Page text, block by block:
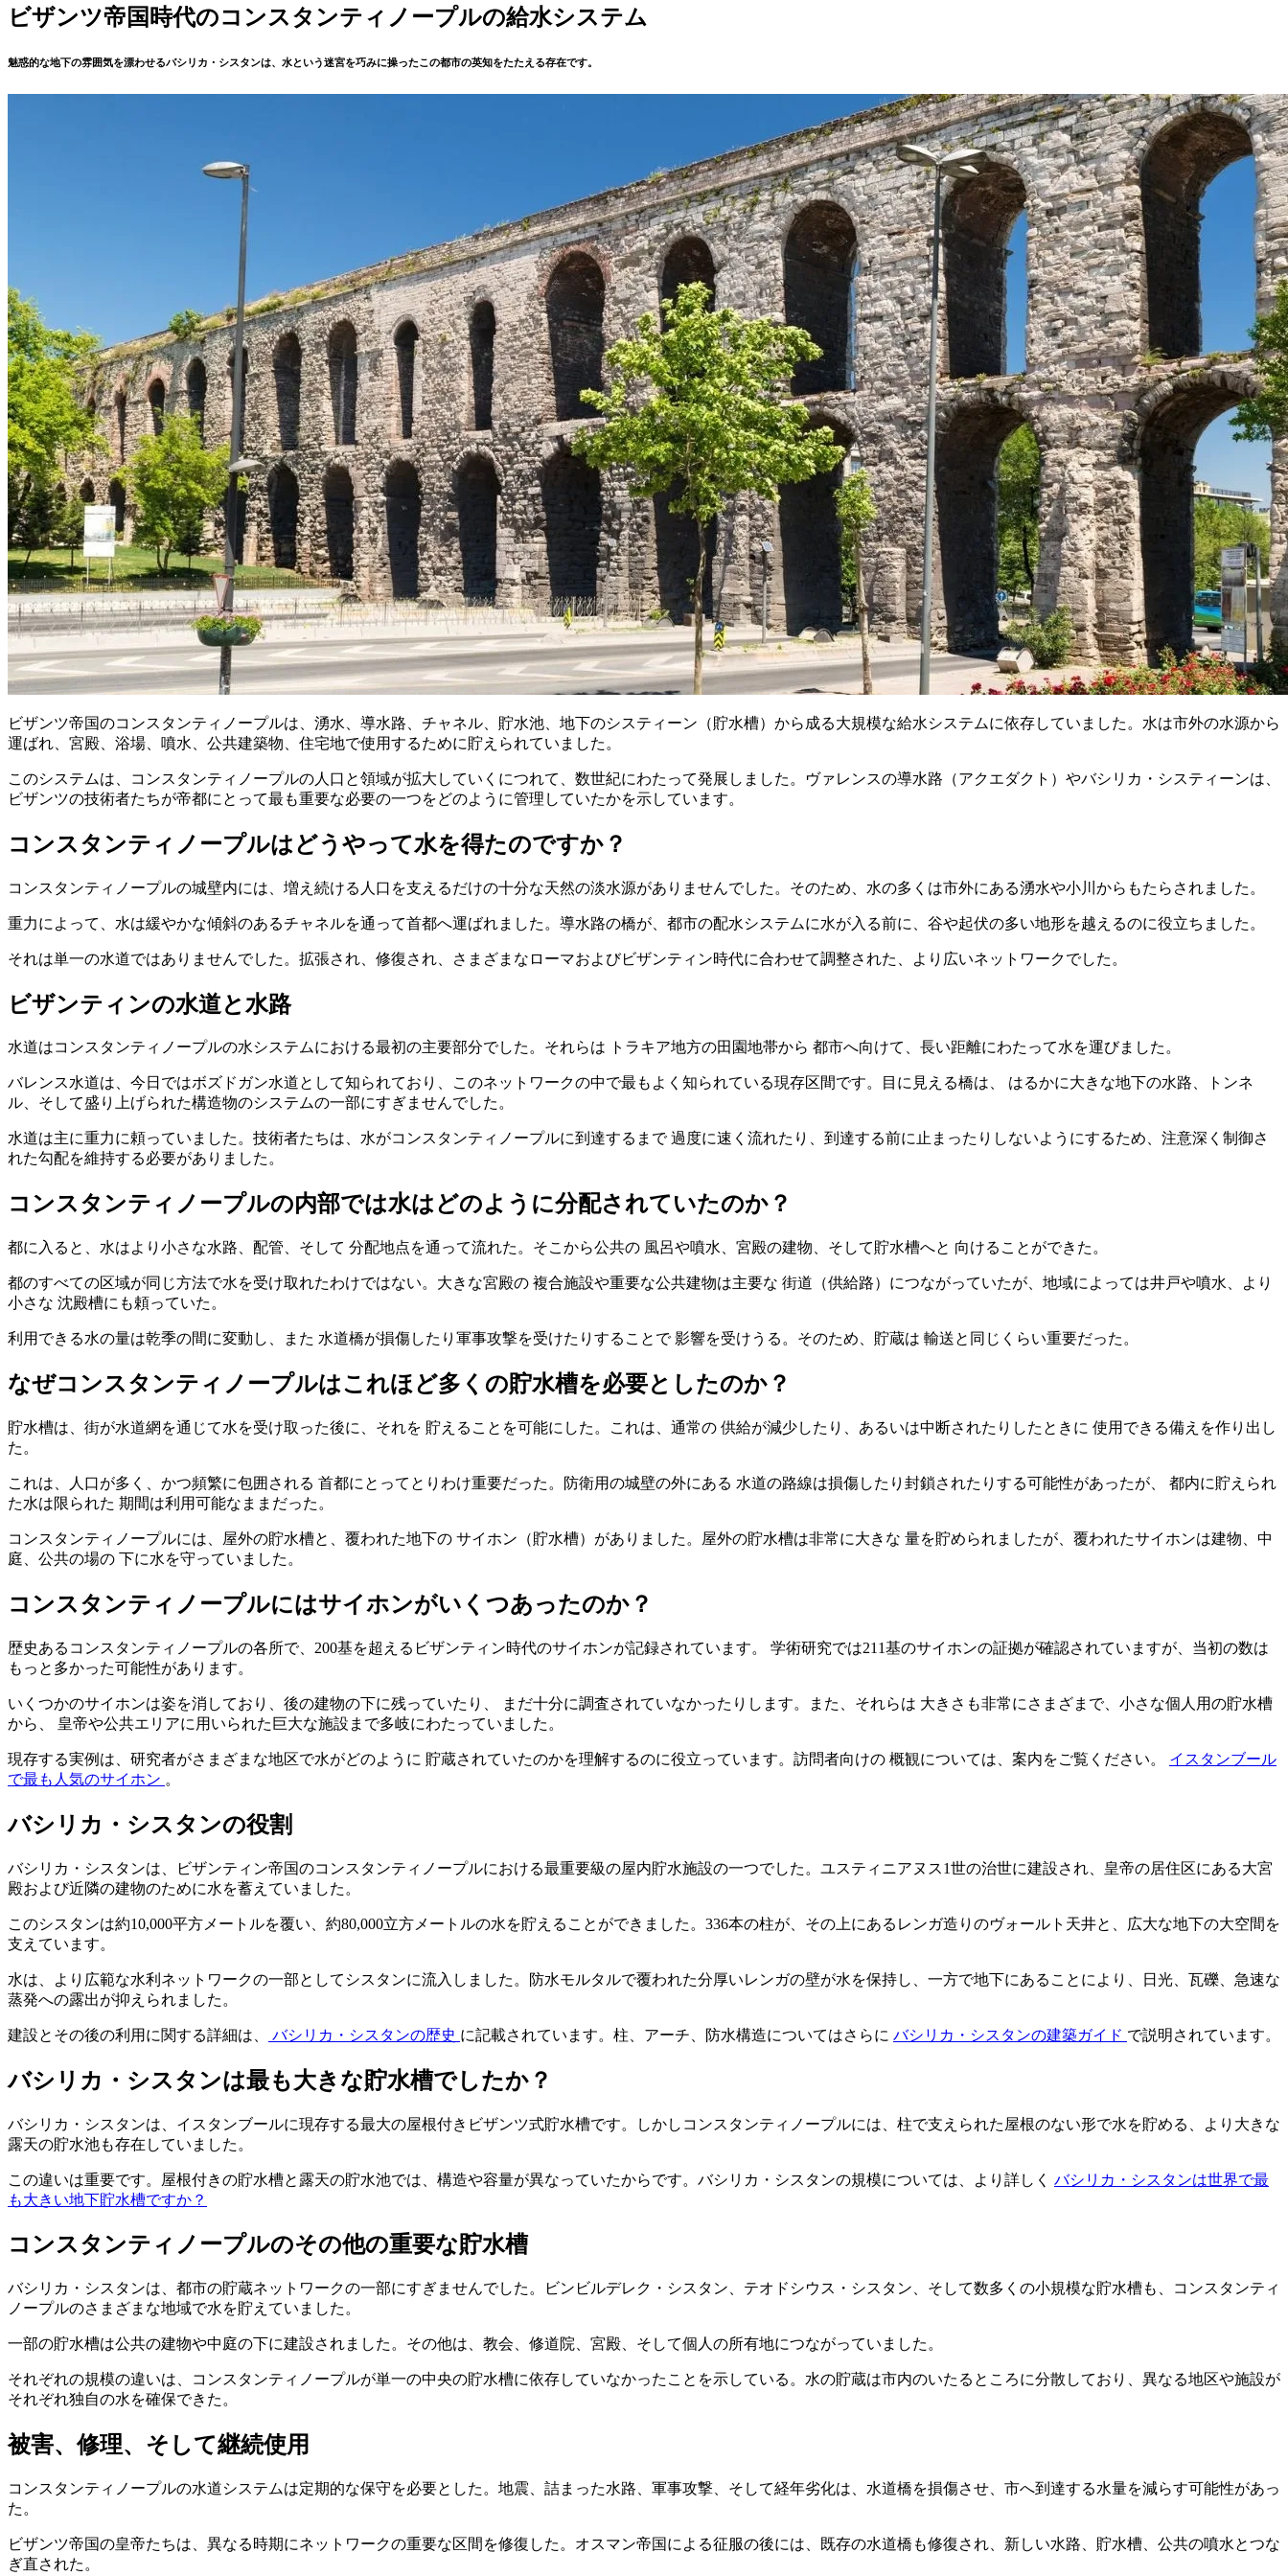
ビザンツ帝国時代のコンスタンティノープルの給水システム
魅惑的な地下の雰囲気を漂わせるバシリカ・シスタンは、水という迷宮を巧みに操ったこの都市の英知をたたえる存在です。
ビザンツ帝国のコンスタンティノープルは、湧水、導水路、チャネル、貯水池、地下のシスティーン（貯水槽）から成る大規模な給水システムに依存していました。水は市外の水源から
運ばれ、宮殿、浴場、噴水、公共建築物、住宅地で使用するために貯えられていました。
このシステムは、コンスタンティノープルの人口と領域が拡大していくにつれて、数世紀にわたって発展しました。ヴァレンスの導水路（アクエダクト）やバシリカ・システィーンは、
ビザンツの技術者たちが帝都にとって最も重要な必要の一つをどのように管理していたかを示しています。
コンスタンティノープルはどうやって水を得たのですか？
コンスタンティノープルの城壁内には、増え続ける人口を支えるだけの十分な天然の淡水源がありませんでした。そのため、水の多くは市外にある湧水や小川からもたらされました。
重力によって、水は緩やかな傾斜のあるチャネルを通って首都へ運ばれました。導水路の橋が、都市の配水システムに水が入る前に、谷や起伏の多い地形を越えるのに役立ちました。
それは単一の水道ではありませんでした。拡張され、修復され、さまざまなローマおよびビザンティン時代に合わせて調整された、より広いネットワークでした。
ビザンティンの水道と水路
水道はコンスタンティノープルの水システムにおける最初の主要部分でした。それらは トラキア地方の田園地帯から 都市へ向けて、長い距離にわたって水を運びました。
バレンス水道は、今日ではボズドガン水道として知られており、このネットワークの中で最もよく知られている現存区間です。目に見える橋は、 はるかに大きな地下の水路、トンネ
ル、そして盛り上げられた構造物のシステムの一部にすぎませんでした。
水道は主に重力に頼っていました。技術者たちは、水がコンスタンティノープルに到達するまで 過度に速く流れたり、到達する前に止まったりしないようにするため、注意深く制御さ
れた勾配を維持する必要がありました。
コンスタンティノープルの内部では水はどのように分配されていたのか？
都に入ると、水はより小さな水路、配管、そして 分配地点を通って流れた。そこから公共の 風呂や噴水、宮殿の建物、そして貯水槽へと 向けることができた。
都のすべての区域が同じ方法で水を受け取れたわけではない。大きな宮殿の 複合施設や重要な公共建物は主要な 街道（供給路）につながっていたが、地域によっては井戸や噴水、より
小さな 沈殿槽にも頼っていた。
利用できる水の量は乾季の間に変動し、また 水道橋が損傷したり軍事攻撃を受けたりすることで 影響を受けうる。そのため、貯蔵は 輸送と同じくらい重要だった。
なぜコンスタンティノープルはこれほど多くの貯水槽を必要としたのか？
貯水槽は、街が水道網を通じて水を受け取った後に、それを 貯えることを可能にした。これは、通常の 供給が減少したり、あるいは中断されたりしたときに 使用できる備えを作り出し
た。
これは、人口が多く、かつ頻繁に包囲される 首都にとってとりわけ重要だった。防衛用の城壁の外にある 水道の路線は損傷したり封鎖されたりする可能性があったが、 都内に貯えられ
た水は限られた 期間は利用可能なままだった。
コンスタンティノープルには、屋外の貯水槽と、覆われた地下の サイホン（貯水槽）がありました。屋外の貯水槽は非常に大きな 量を貯められましたが、覆われたサイホンは建物、中
庭、公共の場の 下に水を守っていました。
コンスタンティノープルにはサイホンがいくつあったのか？
歴史あるコンスタンティノープルの各所で、200基を超えるビザンティン時代のサイホンが記録されています。 学術研究では211基のサイホンの証拠が確認されていますが、当初の数は
もっと多かった可能性があります。
いくつかのサイホンは姿を消しており、後の建物の下に残っていたり、 まだ十分に調査されていなかったりします。また、それらは 大きさも非常にさまざまで、小さな個人用の貯水槽
から、 皇帝や公共エリアに用いられた巨大な施設まで多岐にわたっていました。
現存する実例は、研究者がさまざまな地区で水がどのように 貯蔵されていたのかを理解するのに役立っています。訪問者向けの 概観については、案内をご覧ください。 イスタンブール
で最も人気のサイホン 。
バシリカ・シスタンの役割
バシリカ・シスタンは、ビザンティン帝国のコンスタンティノープルにおける最重要級の屋内貯水施設の一つでした。ユスティニアヌス1世の治世に建設され、皇帝の居住区にある大宮
殿および近隣の建物のために水を蓄えていました。
このシスタンは約10,000平方メートルを覆い、約80,000立方メートルの水を貯えることができました。336本の柱が、その上にあるレンガ造りのヴォールト天井と、広大な地下の大空間を
支えています。
水は、より広範な水利ネットワークの一部としてシスタンに流入しました。防水モルタルで覆われた分厚いレンガの壁が水を保持し、一方で地下にあることにより、日光、瓦礫、急速な
蒸発への露出が抑えられました。
建設とその後の利用に関する詳細は、 バシリカ・シスタンの歴史 に記載されています。柱、アーチ、防水構造についてはさらに バシリカ・シスタンの建築ガイド で説明されています。
バシリカ・シスタンは最も大きな貯水槽でしたか？
バシリカ・シスタンは、イスタンブールに現存する最大の屋根付きビザンツ式貯水槽です。しかしコンスタンティノープルには、柱で支えられた屋根のない形で水を貯める、より大きな
露天の貯水池も存在していました。
この違いは重要です。屋根付きの貯水槽と露天の貯水池では、構造や容量が異なっていたからです。バシリカ・シスタンの規模については、より詳しく バシリカ・シスタンは世界で最
も大きい地下貯水槽ですか？
コンスタンティノープルのその他の重要な貯水槽
バシリカ・シスタンは、都市の貯蔵ネットワークの一部にすぎませんでした。ビンビルデレク・シスタン、テオドシウス・シスタン、そして数多くの小規模な貯水槽も、コンスタンティ
ノープルのさまざまな地域で水を貯えていました。
一部の貯水槽は公共の建物や中庭の下に建設されました。その他は、教会、修道院、宮殿、そして個人の所有地につながっていました。
それぞれの規模の違いは、コンスタンティノープルが単一の中央の貯水槽に依存していなかったことを示している。水の貯蔵は市内のいたるところに分散しており、異なる地区や施設が
それぞれ独自の水を確保できた。
被害、修理、そして継続使用
コンスタンティノープルの水道システムは定期的な保守を必要とした。地震、詰まった水路、軍事攻撃、そして経年劣化は、水道橋を損傷させ、市へ到達する水量を減らす可能性があっ
た。
ビザンツ帝国の皇帝たちは、異なる時期にネットワークの重要な区間を修復した。オスマン帝国による征服の後には、既存の水道橋も修復され、新しい水路、貯水槽、公共の噴水とつな
ぎ直された。